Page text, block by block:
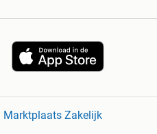
Marktplaats Zakelijk